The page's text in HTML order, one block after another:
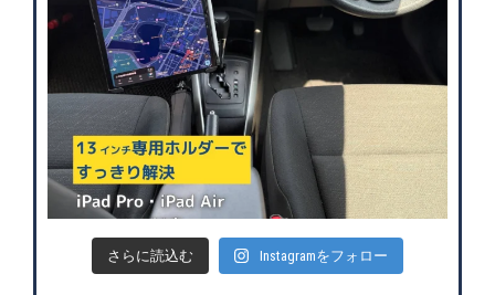
さらに読込む Instagramをフォロー